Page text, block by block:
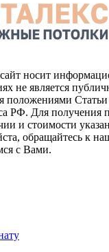
носит
не является
положениями
РФ. Для получения
и стоимости
обращайтесь к
с Вами.